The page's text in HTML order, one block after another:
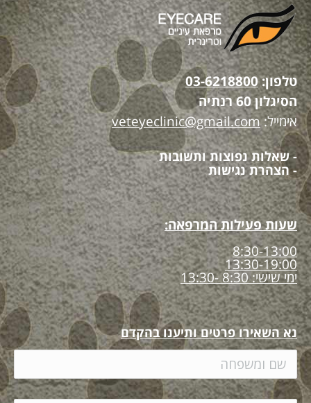
טלפון:03-6218800
הסיגלון 60 רנתיה
אימייל:veteyeclinic@gmail.com
- שאלות נפוצות ותשובות
- הצהרת נגישות
שעות פעילות המרפאה:
8:30-13:00
13:30-19:00
ימי שישי: 8:30 -13:30
נא השאירו פרטים ותיענו בהקדם